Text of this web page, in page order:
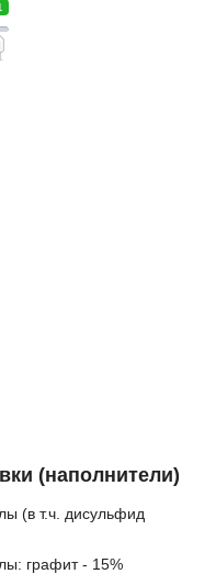
(наполнители)
(в т.ч. дисульфид
графит - 15%